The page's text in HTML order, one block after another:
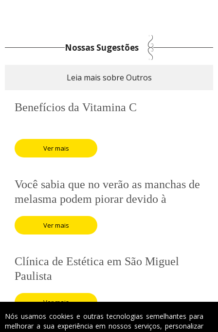
Nossas Sugestões
Leia mais sobre Outros
Benefícios da Vitamina C
Ver mais
Você sabia que no verão as manchas de
melasma podem piorar devido à
exposição solar e ao calor?
Ver mais
Clínica de Estética em São Miguel
Paulista
Ver mais
Nós usamos cookies e outras tecnologias semelhantes para
melhorar a sua experiência em nossos serviços, personalizar